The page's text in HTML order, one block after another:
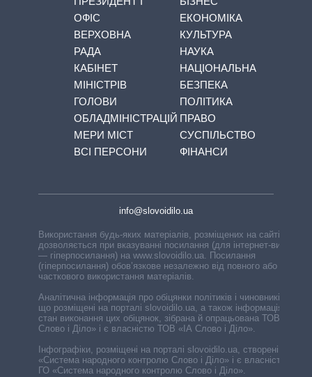
ОФІС
ВЕРХОВНА
РАДА
КАБІНЕТ
МІНІСТРІВ
ГОЛОВИ
ОБЛАДМІНІСТРАЦІЙ
МЕРИ МІСТ
ВСІ ПЕРСОНИ
ЕКОНОМІКА
КУЛЬТУРА
НАУКА
НАЦІОНАЛЬНА
БЕЗПЕКА
ПОЛІТИКА
ПРАВО
СУСПІЛЬСТВО
ФІНАНСИ
info@slovoidilo.ua
Використання будь-яких матеріалів, розміщених на сайті,
дозволяється при вказуванні посилання (для інтернет-видань
— гіперпосилання) на www.slovoidilo.ua. Посилання
(гіперпосилання) обов’язкове незалежно від повного або
часткового використання матеріалів.
Аналітична інформація про обіцянки політиків і чиновників,
що розміщені на порталі slovoidilo.ua, а також інформація про
стан виконання цих обіцянок, зібрана й опрацьована ТОВ «ІА
Слово і Діло» і є власністю ТОВ «ІА Слово і Діло».
Інфографіки, розміщені на порталі slovoidilo.ua, створені ГО
«Система народного контролю Слово і Діло» і є власністю
ГО «Система народного контролю Слово і Діло».